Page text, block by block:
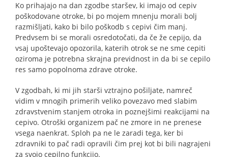
Ko prihajajo na dan zgodbe staršev, ki imajo od cepiv
poškodovane otroke, bi po mojem mnenju morali bolj
razmišljati, kako bi bilo poškodb s cepivi čim manj.
Predvsem bi se morali osredotočati, da če že cepijo, da
vsaj upoštevajo opozorila, katerih otrok se ne sme cepiti
oziroma je potrebna skrajna previdnost in da bi se cepilo
res samo popolnoma zdrave otroke.
V zgodbah, ki mi jih starši vztrajno pošiljate, namreč
vidim v mnogih primerih veliko povezavo med slabim
zdravstvenim stanjem otroka in poznejšimi reakcijami na
cepivo. Otroški organizem pač ne zmore in ne prenese
vsega naenkrat. Sploh pa ne le zaradi tega, ker bi
zdravniki to pač radi opravili čim prej kot bi bili nagrajeni
za svojo cepilno funkcijo.